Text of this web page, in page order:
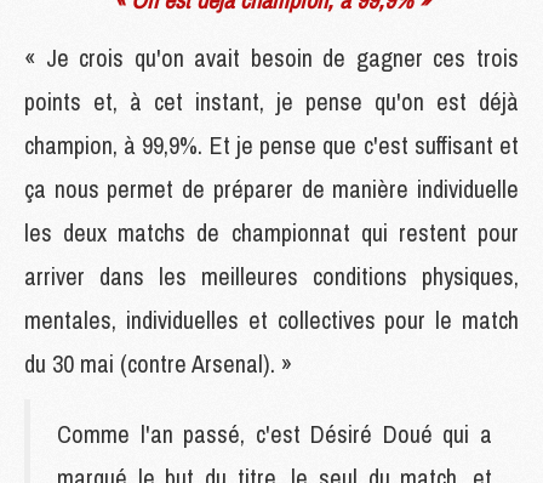
« Je crois qu'on avait besoin de gagner ces trois
points et, à cet instant, je pense qu'on est déjà
champion, à 99,9%. Et je pense que c'est suffisant et
ça nous permet de préparer de manière individuelle
les deux matchs de championnat qui restent pour
arriver dans les meilleures conditions physiques,
mentales, individuelles et collectives pour le match
du 30 mai (contre Arsenal). »
Comme l'an passé, c'est Désiré Doué qui a